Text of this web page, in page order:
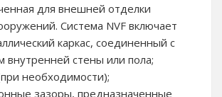
для внешней отделки
Система NVF включает
каркас, соединенный с
внутренней стены или пола;
необходимости);
зазоры, предназначенные